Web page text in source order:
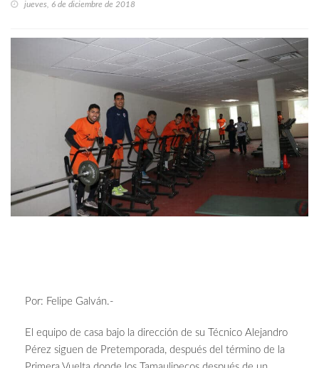
jueves, 6 de diciembre de 2018
Por: Felipe Galván.-
El equipo de casa bajo la dirección de su Técnico Alejandro
Pérez siguen de Pretemporada, después del término de la